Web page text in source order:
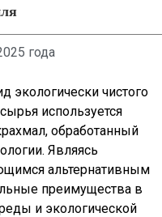
года
экологически чистого
используется
обработанный
Являясь
альтернативным
преимущества в
и экологической